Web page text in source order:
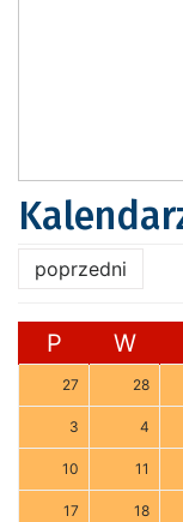
poprzedni
P W
27 28
3 4
10 11
17 18